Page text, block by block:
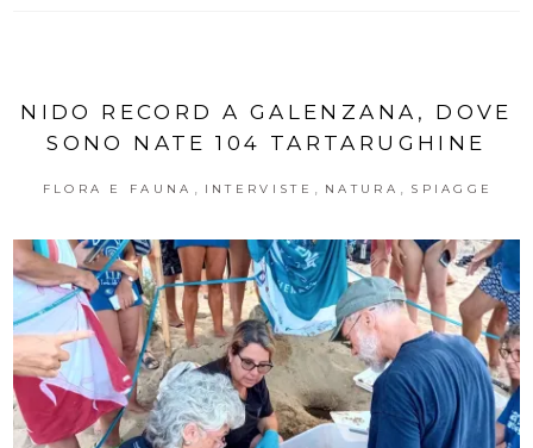
NIDO RECORD A GALENZANA, DOVE
SONO NATE 104 TARTARUGHINE
FLORA E FAUNA INTERVISTE NATURA SPIAGGE